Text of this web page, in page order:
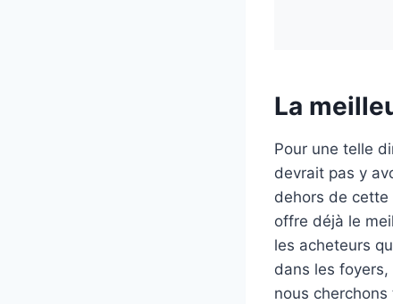
La
Pour une telle
devrait pas y
dehors de cette
offre déjà le
les acheteurs
dans les
nous